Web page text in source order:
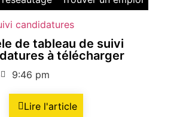
de tableau de suivi
à télécharger
9:46 pm
Lire l'article